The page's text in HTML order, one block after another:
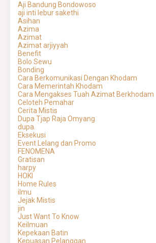
Aji Bandung Bondowoso
aji inti lebur sakethi
Asihan
Azima
Azimat
Azimat arjiyyah
Benefit
Bolo Sewu
Bonding
Cara Berkomunikasi Dengan Khodam
Cara Memerintah Khodam
Cara Mengakses Tuah Azimat Berkhodam
Celoteh Pemahar
Cerita Mistis
Dupa Tjap Raja Omyang
dupa.
Eksekusi
Event Lelang dan Promo
FENOMENA
Gratisan
harpy
HOKI
Home Rules
ilmu
Jejak Mistis
jin
Just Want To Know
Keilmuan
Kepekaan Batin
Kepuasan Pelanggan